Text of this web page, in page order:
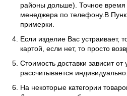
районы дольше). Точное время
менеджера по телефону.В
примерки.
Если изделие Вас устраивает,
картой, если нет, то просто
Стоимость доставки зависит от
рассчитывается индивидуально.
На некоторые категории